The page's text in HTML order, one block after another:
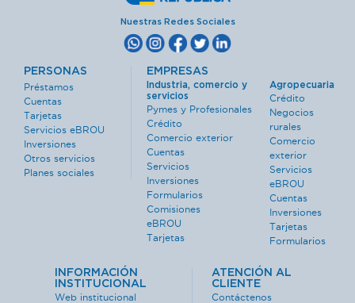
Nuestras Redes Sociales
PERSONAS
Préstamos
Cuentas
Tarjetas
Servicios eBROU
Inversiones
Otros servicios
Planes sociales
EMPRESAS
Industria, comercio y
servicios
Pymes y Profesionales
Crédito
Comercio exterior
Cuentas
Servicios
Inversiones
Formularios
Comisiones
eBROU
Tarjetas
Agropecuaria
Crédito
Negocios
rurales
Comercio
exterior
Servicios
eBROU
Cuentas
Inversiones
Tarjetas
Formularios
INFORMACIÓN
INSTITUCIONAL
Web institucional
ATENCIÓN AL
CLIENTE
Contáctenos